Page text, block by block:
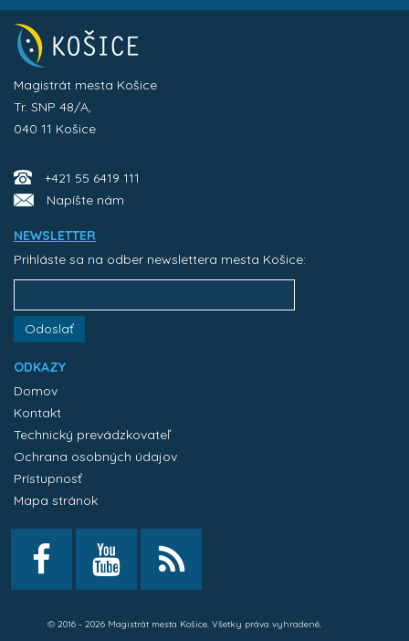
Magistrát mesta Košice
Tr. SNP 48/A,
040 11 Košice
+421 55 6419 111
Napíšte nám
NEWSLETTER
Prihláste sa na odber newslettera mesta Košice:
Odoslať
ODKAZY
Domov
Kontakt
Technický prevádzkovateľ
Ochrana osobných údajov
Prístupnosť
Mapa stránok
© 2016 - 2026 Magistrát mesta Košice. Všetky práva vyhradené.